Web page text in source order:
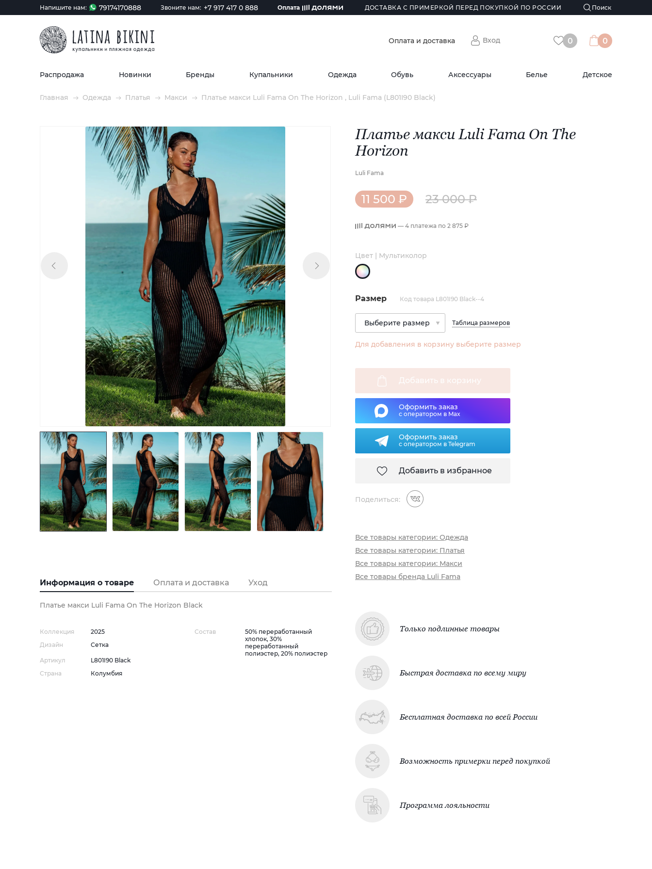
Напишите нам: 79174170888 Звоните нам: +7 917 417 0 888 Оплата ДОСТАВКА С ПРИМЕРКОЙ ПЕРЕД ПОКУПКОЙ ПО РОССИИ
Оплата и доставка Вход 0 0
Распродажа Новинки Бренды Купальники Одежда Обувь Аксессуары Белье Детское
Главная Одежда Платья Макси Платье макси Luli Fama On The Horizon , Luli Fama (L801I90 Black)
Информация о товаре Оплата и доставка Уход
Платье макси Luli Fama On The Horizon Black
Коллекция
2025
Дизайн
Сетка
Артикул
L801I90 Black
Страна
Колумбия
Состав
50% переработанный
хлопок, 30%
переработанный
полиэстер, 20% полиэстер
Платье макси Luli Fama On The
Horizon
Luli Fama
11 500 ₽ 23 000 ₽
— 4 платежа по 2 875 ₽
Цвет | Мультиколор
Размер Код товара L801I90 Black--4
Таблица размеров
Для добавления в корзину выберите размер
Добавить в корзину
Оформить заказ
с оператором в Max
Оформить заказ
с оператором в Telegram
Добавить в избранное
Поделиться:
Все товары категории: Одежда
Все товары категории: Платья
Все товары категории: Макси
Все товары бренда Luli Fama
Только подлинные товары
Быстрая доставка по всему миру
Бесплатная доставка по всей России
Возможность примерки перед покупкой
Программа лояльности